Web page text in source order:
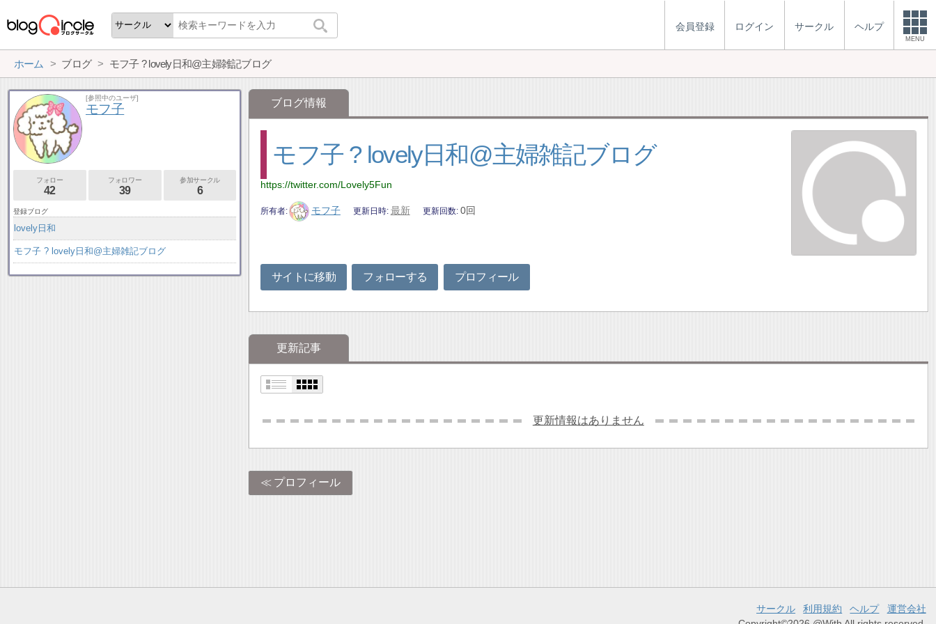
会員登録 ログイン サークル ヘルプ
MENU
ホーム ブログ モフ子 ? lovely日和@主婦雑記ブログ
ブログ情報
モフ子 ? lovely日和@主婦雑記ブログ
https://twitter.com/Lovely5Fun
所有者 モフ子 更新日時 最新 更新回数 0回
サイトに移動 フォローする プロフィール
更新記事
更新情報はありません
プロフィール
[参照中のユーザ]
モフ子
フォロー
42
フォロワー
39
参加サークル
6
登録ブログ
lovely日和
モフ子 ? lovely日和@主婦雑記ブログ
サークル 利用規約 ヘルプ
運営会社